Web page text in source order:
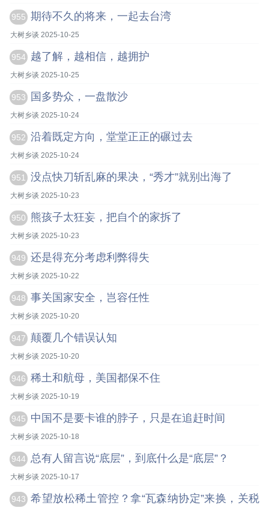
955 期待不久的将来，一起去台湾
大树乡谈 2025-10-25
954 越了解，越相信，越拥护
大树乡谈 2025-10-25
953 国多势众，一盘散沙
大树乡谈 2025-10-24
952 沿着既定方向，堂堂正正的碾过去
大树乡谈 2025-10-24
951 没点快刀斩乱麻的果决，“秀才”就别出海了
大树乡谈 2025-10-23
950 熊孩子太狂妄，把自个的家拆了
大树乡谈 2025-10-23
949 还是得充分考虑利弊得失
大树乡谈 2025-10-22
948 事关国家安全，岂容任性
大树乡谈 2025-10-20
947 颠覆几个错误认知
大树乡谈 2025-10-20
946 稀土和航母，美国都保不住
大树乡谈 2025-10-19
945 中国不是要卡谁的脖子，只是在追赶时间
大树乡谈 2025-10-18
944 总有人留言说“底层”，到底什么是“底层”？
大树乡谈 2025-10-17
943 希望放松稀土管控？拿“瓦森纳协定”来换，关税